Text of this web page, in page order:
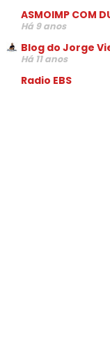
ASMOIMP COM
Há 9 anos
Blog do Jorge
Há 11 anos
Radio EBS